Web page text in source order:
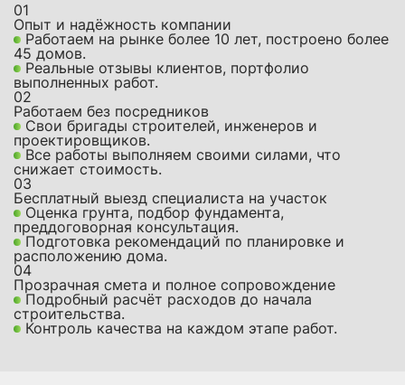
01
Опыт и надёжность компании
Работаем на рынке более 10 лет, построено более
45 домов.
Реальные отзывы клиентов, портфолио
выполненных работ.
02
Работаем без посредников
Свои бригады строителей, инженеров и
проектировщиков.
Все работы выполняем своими силами, что
снижает стоимость.
03
Бесплатный выезд специалиста на участок
Оценка грунта, подбор фундамента,
преддоговорная консультация.
Подготовка рекомендаций по планировке и
расположению дома.
04
Прозрачная смета и полное сопровождение
Подробный расчёт расходов до начала
строительства.
Контроль качества на каждом этапе работ.